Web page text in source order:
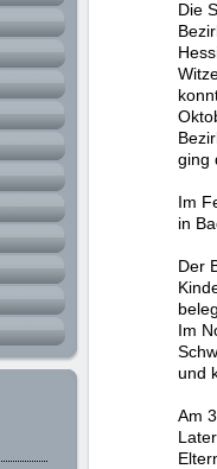
Die
ging
Im
in
Der
Im
und
Am